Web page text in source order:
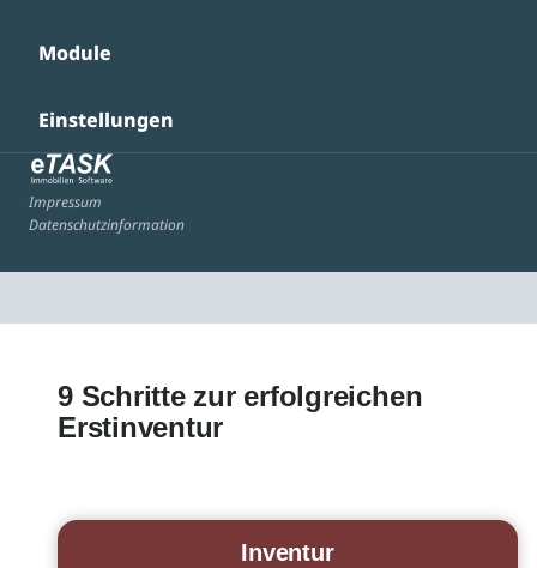
Module
Einstellungen
Impressum
Datenschutzinformation
9 Schritte zur erfolgreichen
Erstinventur
Inventur